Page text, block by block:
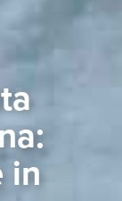
in